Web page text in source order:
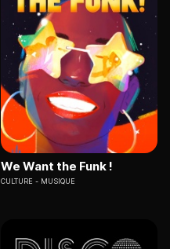
We Want the Funk !
CULTURE MUSIQUE